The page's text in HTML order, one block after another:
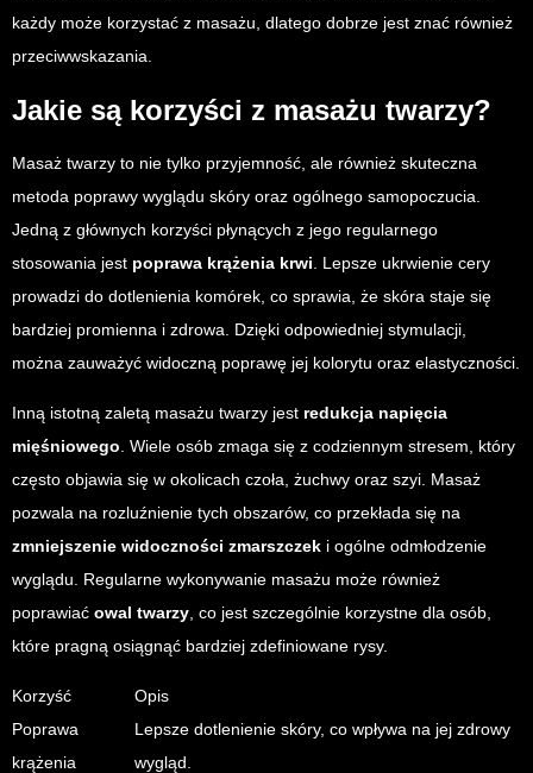
każdy może korzystać z masażu, dlatego dobrze jest znać również
przeciwwskazania.
Jakie są korzyści z masażu twarzy?
Masaż twarzy to nie tylko przyjemność, ale również skuteczna
metoda poprawy wyglądu skóry oraz ogólnego samopoczucia.
Jedną z głównych korzyści płynących z jego regularnego
stosowania jest poprawa krążenia krwi . Lepsze ukrwienie cery
prowadzi do dotlenienia komórek, co sprawia, że skóra staje się
bardziej promienna i zdrowa. Dzięki odpowiedniej stymulacji,
można zauważyć widoczną poprawę jej kolorytu oraz elastyczności.
Inną istotną zaletą masażu twarzy jest redukcja napięcia
mięśniowego . Wiele osób zmaga się z codziennym stresem, który
często objawia się w okolicach czoła, żuchwy oraz szyi. Masaż
pozwala na rozluźnienie tych obszarów, co przekłada się na
zmniejszenie widoczności zmarszczek i ogólne odmłodzenie
wyglądu. Regularne wykonywanie masażu może również
poprawiać owal twarzy , co jest szczególnie korzystne dla osób,
które pragną osiągnąć bardziej zdefiniowane rysy.
Korzyść
Opis
Poprawa
krążenia
Lepsze dotlenienie skóry, co wpływa na jej zdrowy
wygląd.